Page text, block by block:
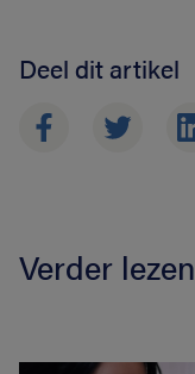
Deel dit artikel
Verder lezen